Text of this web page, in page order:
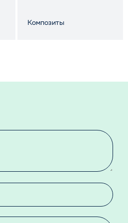
средств в канал.
контролировать
с высокой точностью и
хирургии, ортопедии и
Композиты